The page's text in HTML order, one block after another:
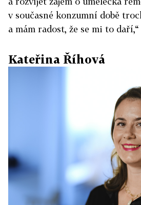
v současné konzumní době
a mám radost, že se mi to
Kateřina Říhová